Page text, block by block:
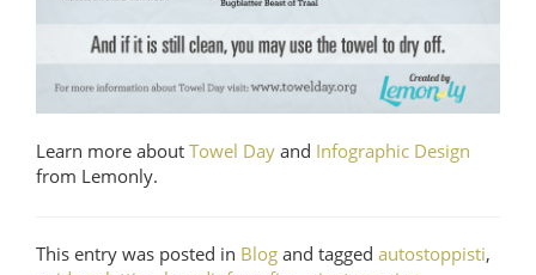
Learn more about Towel Day and Infographic Design
from Lemonly.
This entry was posted in Blog and tagged autostoppisti,